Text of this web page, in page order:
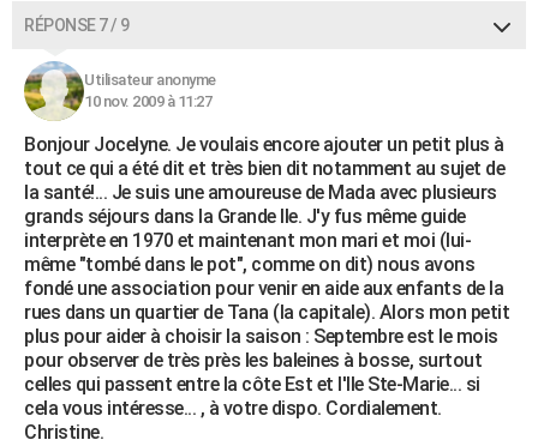
RÉPONSE 7 / 9
Utilisateur anonyme
10 nov. 2009 à 11:27
Bonjour Jocelyne. Je voulais encore ajouter un petit plus à
tout ce qui a été dit et très bien dit notamment au sujet de
la santé!... Je suis une amoureuse de Mada avec plusieurs
grands séjours dans la Grande Ile. J'y fus même guide
interprète en 1970 et maintenant mon mari et moi (lui-
même "tombé dans le pot", comme on dit) nous avons
fondé une association pour venir en aide aux enfants de la
rues dans un quartier de Tana (la capitale). Alors mon petit
plus pour aider à choisir la saison : Septembre est le mois
pour observer de très près les baleines à bosse, surtout
celles qui passent entre la côte Est et l'Ile Ste-Marie... si
cela vous intéresse... , à votre dispo. Cordialement.
Christine.